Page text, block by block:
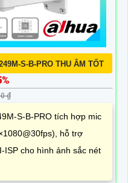
S-B-PRO THU ÂM TỐT
₫
S-B-PRO tích hợp mic
hỗ trợ
ISP cho hình ảnh sắc nét